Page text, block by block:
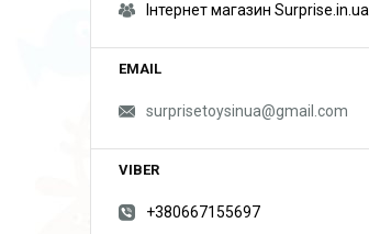
Інтернет магазин Surprise.in.ua
surprisetoysinua@gmail.com
+380667155697